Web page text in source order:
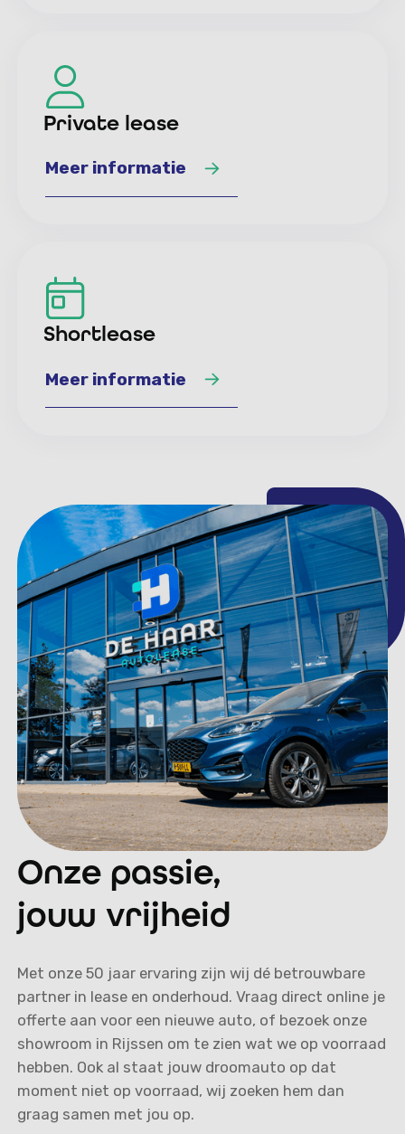
Private lease
Meer informatie
Shortlease
Meer informatie
Onze passie,
jouw vrijheid
Met onze 50 jaar ervaring zijn wij dé betrouwbare
partner in lease en onderhoud. Vraag direct online je
offerte aan voor een nieuwe auto, of bezoek onze
showroom in Rijssen om te zien wat we op voorraad
hebben. Ook al staat jouw droomauto op dat
moment niet op voorraad, wij zoeken hem dan
graag samen met jou op.